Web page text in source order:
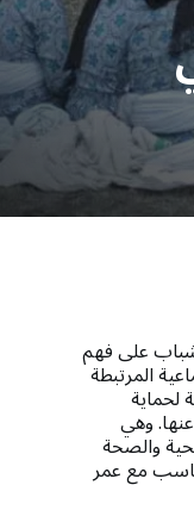
على فهم
المرتبطة
لحماية
وهي
والصحة
مع عمر